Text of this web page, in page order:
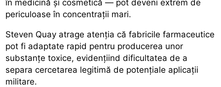
în medicină și cosmetică — pot deveni extrem de
periculoase în concentrații mari.
Steven Quay atrage atenția că fabricile farmaceutice
pot fi adaptate rapid pentru producerea unor
substanțe toxice, evidențiind dificultatea de a
separa cercetarea legitimă de potențiale aplicații
militare.